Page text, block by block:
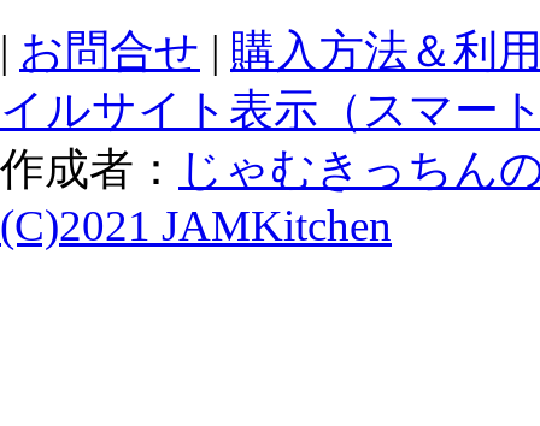
| お問合せ | 購入方法＆利
イルサイト表示（スマー
作成者： じゃむきっちん
(C)2021 JAMKitchen